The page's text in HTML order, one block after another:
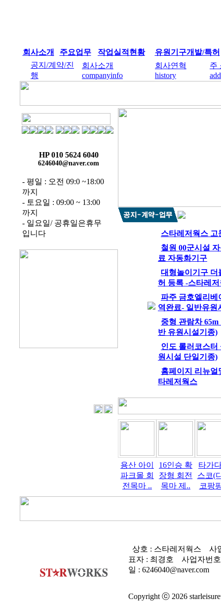
회사소개 주요업무 작업실적현황
유원기구개발/특허
공지/계약/진
행
회사소개
companyinfo
회사연혁
history
주
HP 010 5624 6040
6246040@naver.com
- 평일 : 오전 09:0 ~18:00
까지
- 토요일 : 09:00 ~ 13:00
까지
- 일요일/ 공휴일은휴무
입니다
스타레저웍스 고
철원 00군시설
료 자동화기구
대형놀이기구 더
허 등록 -스타레
파주 금호엘리베
역완료- 일반유원
중형 관람차
반 유원시설기종)
인도 롤러코스터
원시설 단일기종)
홈페이지 리뉴얼
타레저웍스
용산 아이
파크몰 회
전목마 ..
16인승 확
장형 회전
목마 제..
타가
스코(
코팡
상호 : 스타레저웍스
사
표자 : 최경호
사업자번
일 : 6246040@naver.com
Copyright ⓒ 2026